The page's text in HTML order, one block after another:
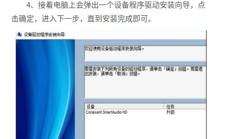
4、接着电脑上会弹出一个设备程序驱动安装向导，点
击确定，进入下一步，直到安装完成即可。